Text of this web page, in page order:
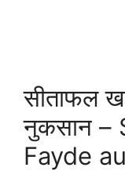
सीताफल
नुकसान –
Fayde